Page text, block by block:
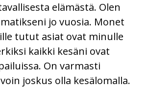
elämästä. Olen
jo vuosia. Monet
tutut asiat ovat minulle
kaikki kesäni ovat
On varmasti
joskus olla kesälomalla.